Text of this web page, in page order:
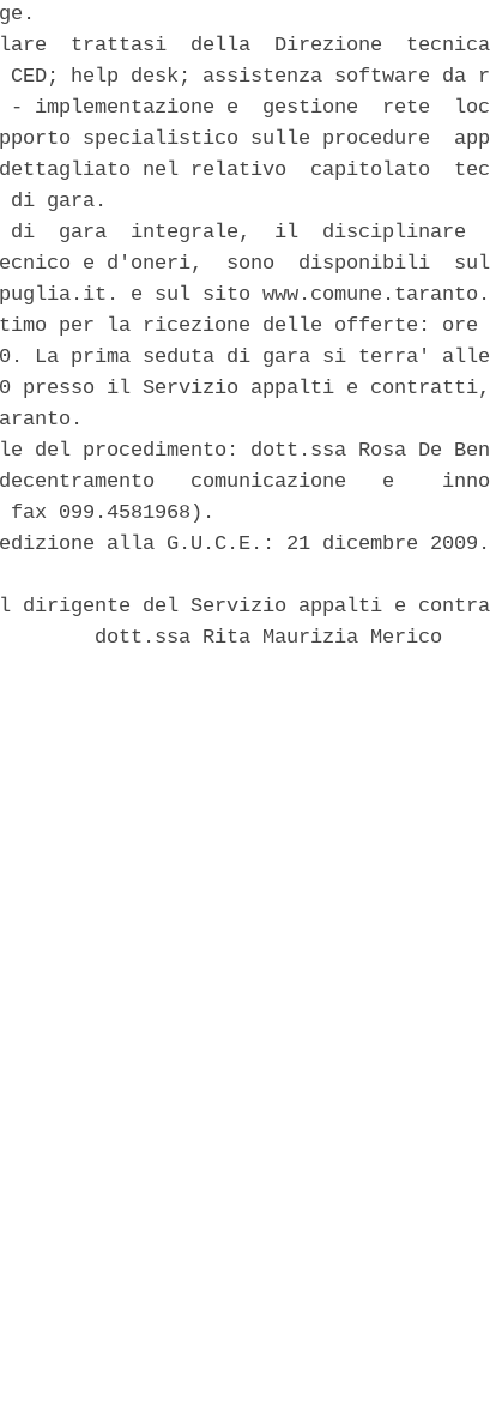
trattasi  della  Direzione
help desk; assistenza software da
implementazione e  gestione  rete
specialistico sulle procedure
dettagliato nel relativo  capitolato
di gara.
di  gara  integrale,  il  disciplinare
e d'oneri,  sono  disponibili
e sul sito
per la ricezione delle offerte: ore
La prima seduta di gara si terra'
presso il Servizio appalti e
del procedimento: dott.ssa Rosa De
comunicazione   e
fax 099.4581968).
alla G.U.C.E.: 21 dicembre 2009.
dirigente del Servizio appalti e
dott.ssa Rita Maurizia Merico